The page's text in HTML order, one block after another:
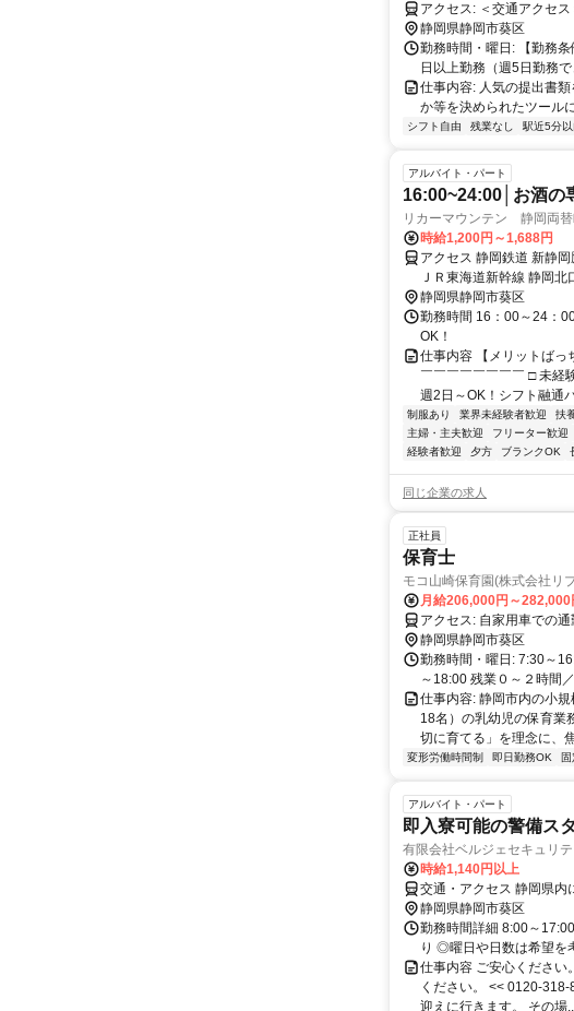
アクセス: ＜交通
静岡県静岡市葵区
勤務時間・曜日: 【勤務
日以上勤務（週5日勤務
仕事内容: 人気の提出書
か等を決められたツール
シフト自由 残業なし 駅近5分以
アルバイト・パート
16:00~24:00│お酒の
リカーマウンテン 静岡両
時給1,200円～1,688円
アクセス 静岡鉄道 新静
ＪＲ東海道新幹線 静岡北
静岡県静岡市葵区
勤務時間 16：00～24：
OK！
仕事内容 【メリットば
￣￣￣￣￣￣￣￣ □ 未
週2日～OK！シフト融通
制服あり 業界未経験者歓迎 扶
主婦・主夫歓迎
フリーター歓迎
経験者歓迎
夕方 ブランクOK
同じ企業の求人
正社員
保育士
モコ山崎保育園(株式会社リ
月給206,000円～282,000
アクセス: 自家用
静岡県静岡市葵区
勤務時間・曜日: 7:30
～18:00 残業０～２時間
仕事内容: 静岡市内の小
18名）の乳幼児の保育業
切に育てる」を理念に、
変形労働時間制 即日勤務OK 固
アルバイト・パート
即入寮可能の警備ス
有限会社ベルジェセキュリ
時給1,140円以上
交通・アクセス 静岡県内
静岡県静岡市葵区
勤務時間詳細 8:00～
り ◎曜日や日数は希望を
仕事内容 ご安心ください
ください。 <<
迎えに行きます。 その場